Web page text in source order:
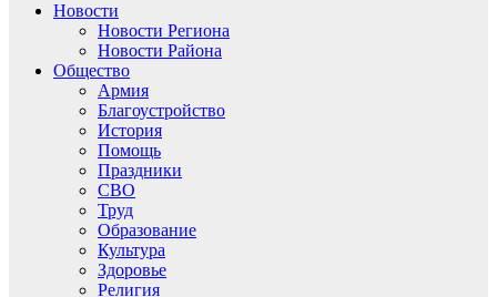
Новости
Новости Региона
Новости Района
Общество
Армия
Благоустройство
История
Помощь
Праздники
СВО
Труд
Образование
Культура
Здоровье
Религия